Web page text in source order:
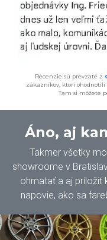
Recenzie sú prevzaté z
zákazníkov, ktorí
Tam si môžete
Áno, aj
Takmer všetky
showroome v
ohmatať a aj priložiť
napovie, ako sa